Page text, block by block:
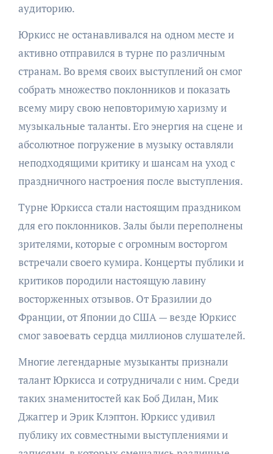
аудиторию.
Юркисс не останавливался на одном месте и
активно отправился в турне по различным
странам. Во время своих выступлений он смог
собрать множество поклонников и показать
всему миру свою неповторимую харизму и
музыкальные таланты. Его энергия на сцене и
абсолютное погружение в музыку оставляли
неподходящими критику и шансам на уход с
праздничного настроения после выступления.
Турне Юркисса стали настоящим праздником
для его поклонников. Залы были переполнены
зрителями, которые с огромным восторгом
встречали своего кумира. Концерты публики и
критиков породили настоящую лавину
восторженных отзывов. От Бразилии до
Франции, от Японии до США — везде Юркисс
смог завоевать сердца миллионов слушателей.
Многие легендарные музыканты признали
талант Юркисса и сотрудничали с ним. Среди
таких знаменитостей как Боб Дилан, Мик
Джаггер и Эрик Клэптон. Юркисс удивил
публику их совместными выступлениями и